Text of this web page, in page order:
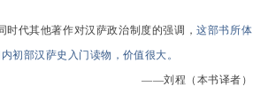
时代其他著作对汉萨政治制度的强调，这部书所体
初部汉萨史入门读物，价值很大。
——刘程（本书译者）